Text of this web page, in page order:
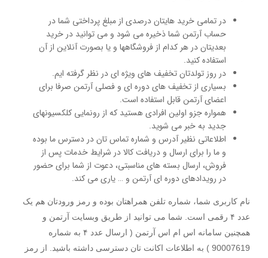
در تمامی خرید هایتان درصدی از مبلغ پرداختی شما در
حساب آرتمن شما ذخیره می شود و می توانید در خرید
بعدیتان در هر کدام از فروشگاهها و یا بصورت آنلاین از آن
استفاده کنید.
در روز تولدتان تخفیف های ویژه ای در نظر گرفته ایم.
بسیاری از تخفیف های دوره ای و فصلی آرتمن صرفا برای
اعضای آرتمن قابل استفاده است.
همواره جزو اولین افرادی هستید که از رونمایی کلکسیونهای
جدید به خبر می شوید.
اطلاعاتی نظیر آدرس و شماره تماس تان در دسترس ما بوده
و ما را برای ارسال و دریافت کالا در شرایط خدمات پس از
فروش، ارسال بسته های مناسبتی، دعوت از شما برای حضور
در رویدادهای دوره ای آرتمن و … یاری می کند.
نام کاربری شما، شماره تلفن همراهتان بوده و رمز ورودتان هم یک
عدد ۴ رقمی است. شما می توانید از طریق وبسایت آرتمن و
همچنین سامانه اس ام اس آرتمن ( ارسال عدد ۴ به شماره
90007619 ) به اطلاعات اکانت تان دسترسی داشته باشید. از رمز